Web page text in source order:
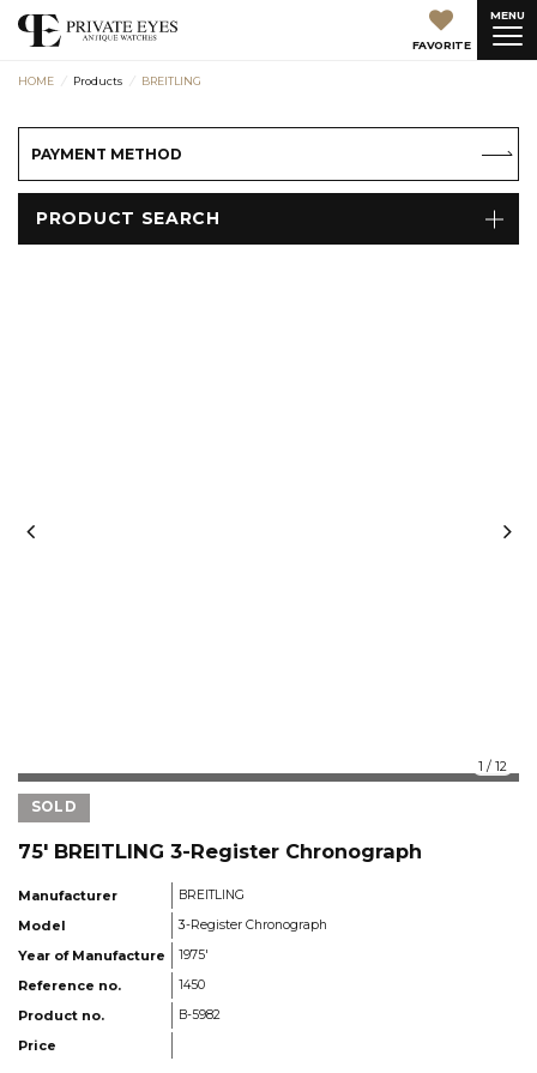
FAVORITE
MENU
HOME Products BREITLING
PAYMENT METHOD
PRODUCT SEARCH
1 / 12
SOLD
75' BREITLING 3-Register Chronograph
Manufacturer BREITLING
Model 3-Register Chronograph
Year of Manufacture 1975'
Reference no. 1450
Product no. B-5982
Price